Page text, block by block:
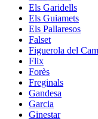
Els Garidells
Els Guiamets
Els Pallaresos
Falset
Figuerola del
Flix
Forès
Freginals
Gandesa
Garcia
Ginestar